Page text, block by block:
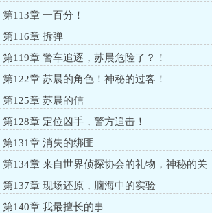
第113章 一百分！
第116章 拆弹
第119章 警车追逐，苏晨危险了？！
第122章 苏晨的角色！神秘的过客！
第125章 苏晨的信
第128章 定位凶手，警方追击！
第131章 消失的绑匪
第134章 来自世界侦探协会的礼物，神秘的关
注者！
第137章 现场还原，脑海中的实验
第140章 我最擅长的事